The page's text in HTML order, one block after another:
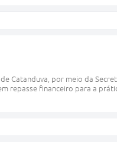
Catanduva, por meio da
repasse financeiro para a